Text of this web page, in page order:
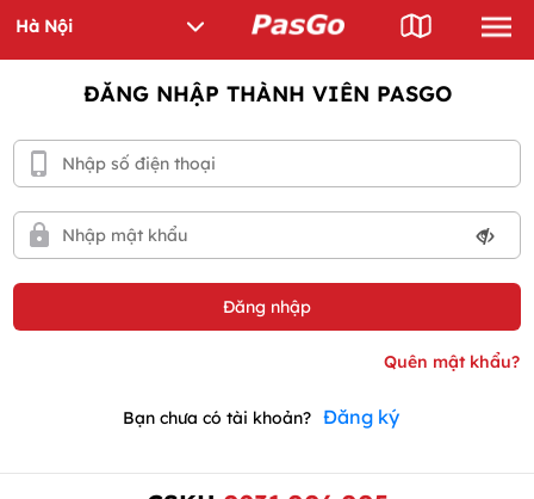
ĐĂNG NHẬP THÀNH VIÊN PASGO
Bạn chưa có tài khoản? Đăng ký